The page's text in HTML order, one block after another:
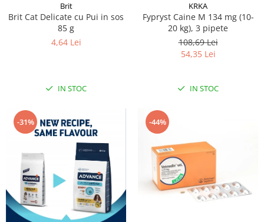
Brit
Brit Cat Delicate cu Pui in sos
85 g
4,64 Lei
IN STOC
KRKA
Fypryst Caine M 134 mg (10-
20 kg), 3 pipete
108,69 Lei
54,35 Lei
IN STOC
-31% -44%